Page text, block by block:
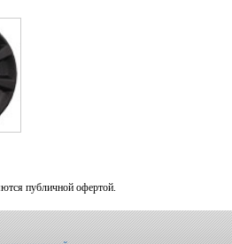
публичной офертой.